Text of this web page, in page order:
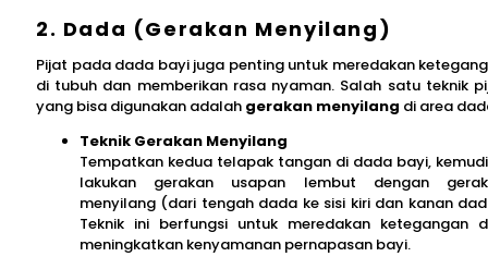
2. Dada (Gerakan Menyilang)
Pijat pada dada bayi juga penting untuk meredakan
di tubuh dan memberikan rasa nyaman. Salah satu teknik
yang bisa digunakan adalah gerakan menyilang di area
Teknik Gerakan Menyilang
Tempatkan kedua telapak tangan di dada bayi,
lakukan gerakan usapan lembut dengan
menyilang (dari tengah dada ke sisi kiri dan kanan
Teknik ini berfungsi untuk meredakan ketegangan
meningkatkan kenyamanan pernapasan bayi.